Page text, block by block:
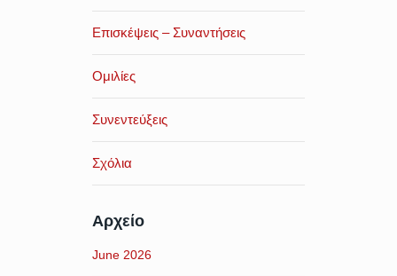
Επισκέψεις – Συναντήσεις
Ομιλίες
Συνεντεύξεις
Σχόλια
Αρχείο
June 2026